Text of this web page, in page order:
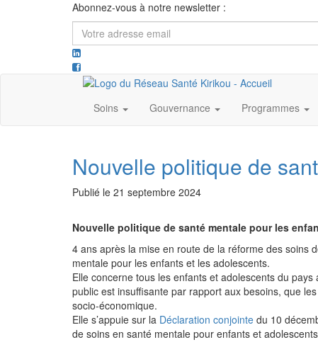
Abonnez-vous à notre newsletter :
Votre
adresse
email
Soins Gouvernance Programmes
Nouvelle politique de
Publié le 21 septembre 2024
Nouvelle politique de santé mentale pour les
4 ans après la mise en route de la réforme des soins
mentale pour les enfants et les adolescents.
Elle concerne tous les enfants et adolescents du
public est insuffisante par rapport aux besoins, que
socio-économique.
Elle s’appuie sur la Déclaration conjointe du 10
de soins en santé mentale pour enfants et